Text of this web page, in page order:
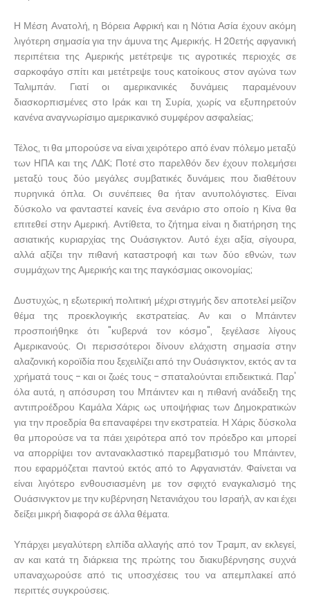
Η Μέση Ανατολή, η Βόρεια Αφρική και η Νότια Ασία έχουν ακόμη
λιγότερη σημασία για την άμυνα της Αμερικής. Η 20ετής αφγανική
περιπέτεια της Αμερικής μετέτρεψε τις αγροτικές περιοχές σε
σαρκοφάγο σπίτι και μετέτρεψε τους κατοίκους στον αγώνα των
Ταλιμπάν. Γιατί οι αμερικανικές δυνάμεις παραμένουν
διασκορπισμένες στο Ιράκ και τη Συρία, χωρίς να εξυπηρετούν
κανένα αναγνωρίσιμο αμερικανικό συμφέρον ασφαλείας;
Τέλος, τι θα μπορούσε να είναι χειρότερο από έναν πόλεμο μεταξύ
των ΗΠΑ και της ΛΔΚ; Ποτέ στο παρελθόν δεν έχουν πολεμήσει
μεταξύ τους δύο μεγάλες συμβατικές δυνάμεις που διαθέτουν
πυρηνικά όπλα. Οι συνέπειες θα ήταν ανυπολόγιστες. Είναι
δύσκολο να φανταστεί κανείς ένα σενάριο στο οποίο η Κίνα θα
επιτεθεί στην Αμερική. Αντίθετα, το ζήτημα είναι η διατήρηση της
ασιατικής κυριαρχίας της Ουάσιγκτον. Αυτό έχει αξία, σίγουρα,
αλλά αξίζει την πιθανή καταστροφή και των δύο εθνών, των
συμμάχων της Αμερικής και της παγκόσμιας οικονομίας;
Δυστυχώς, η εξωτερική πολιτική μέχρι στιγμής δεν αποτελεί μείζον
θέμα της προεκλογικής εκστρατείας. Αν και ο Μπάιντεν
προσποιήθηκε ότι "κυβερνά τον κόσμο", ξεγέλασε λίγους
Αμερικανούς. Οι περισσότεροι δίνουν ελάχιστη σημασία στην
αλαζονική κοροϊδία που ξεχειλίζει από την Ουάσιγκτον, εκτός αν τα
χρήματά τους - και οι ζωές τους - σπαταλούνται επιδεικτικά. Παρ'
όλα αυτά, η απόσυρση του Μπάιντεν και η πιθανή ανάδειξη της
αντιπροέδρου Καμάλα Χάρις ως υποψήφιας των Δημοκρατικών
για την προεδρία θα επαναφέρει την εκστρατεία. Η Χάρις δύσκολα
θα μπορούσε να τα πάει χειρότερα από τον πρόεδρο και μπορεί
να απορρίψει τον αντανακλαστικό παρεμβατισμό του Μπάιντεν,
που εφαρμόζεται παντού εκτός από το Αφγανιστάν. Φαίνεται να
είναι λιγότερο ενθουσιασμένη με τον σφιχτό εναγκαλισμό της
Ουάσινγκτον με την κυβέρνηση Νετανιάχου του Ισραήλ, αν και έχει
δείξει μικρή διαφορά σε άλλα θέματα.
Υπάρχει μεγαλύτερη ελπίδα αλλαγής από τον Τραμπ, αν εκλεγεί,
αν και κατά τη διάρκεια της πρώτης του διακυβέρνησης συχνά
υπαναχωρούσε από τις υποσχέσεις του να απεμπλακεί από
περιττές συγκρούσεις.